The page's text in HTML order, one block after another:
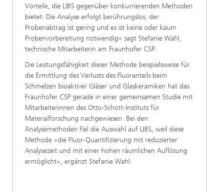
Vorteile, die LIBS gegenüber konkurrierenden Methoden
bietet: Die Analyse erfolgt berührungslos, der
Probenabtrag ist gering und es ist keine oder kaum
Probenvorbereitung notwendig« sagt Stefanie Wahl,
technische Mitarbeiterin am Fraunhofer CSP.
Die Leistungsfähigkeit dieser Methode beispielsweise für
die Ermittlung des Verlusts des Fluoranteils beim
Schmelzen bioaktiver Gläser und Glaskeramiken hat das
Fraunhofer CSP gerade in einer gemeinsamen Studie mit
Mitarbeiterinnen des Otto-Schott-Instituts für
Materialforschung nachgewiesen. Bei den
Analysemethoden fiel die Auswahl auf LIBS, weil diese
Methode »die Fluor-Quantifizierung mit reduzierter
Analysezeit und mit einer hohen räumlichen Auflösung
ermöglicht«, ergänzt Stefanie Wahl.